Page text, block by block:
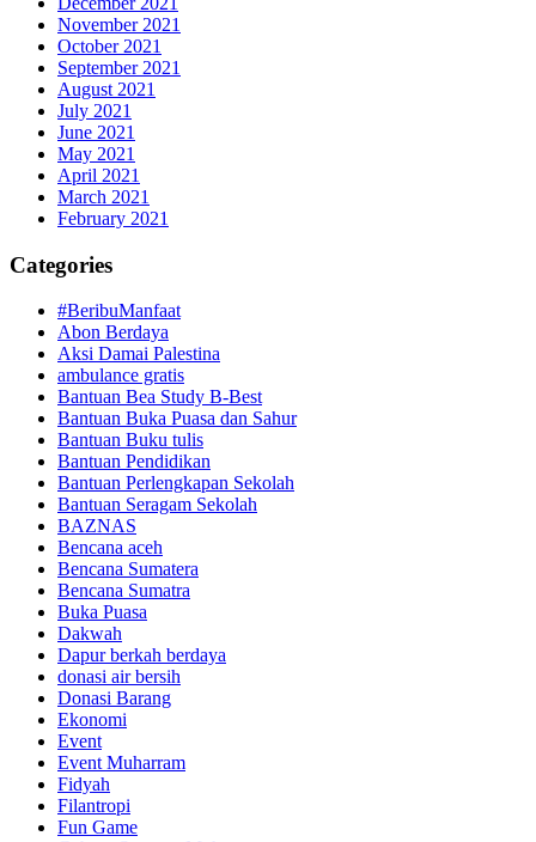
November 2021
October 2021
September 2021
August 2021
July 2021
June 2021
May 2021
April 2021
March 2021
February 2021
Categories
#BeribuManfaat
Abon Berdaya
Aksi Damai Palestina
ambulance gratis
Bantuan Bea Study B-Best
Bantuan Buka Puasa dan Sahur
Bantuan Buku tulis
Bantuan Pendidikan
Bantuan Perlengkapan Sekolah
Bantuan Seragam Sekolah
BAZNAS
Bencana aceh
Bencana Sumatera
Bencana Sumatra
Buka Puasa
Dakwah
Dapur berkah berdaya
donasi air bersih
Donasi Barang
Ekonomi
Event
Event Muharram
Fidyah
Filantropi
Fun Game